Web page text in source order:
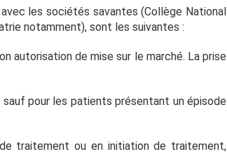
les sociétés savantes (Collège National
notamment), sont les suivantes :
autorisation de mise sur le marché. La prise
pour les patients présentant un épisode
traitement ou en initiation de traitement,